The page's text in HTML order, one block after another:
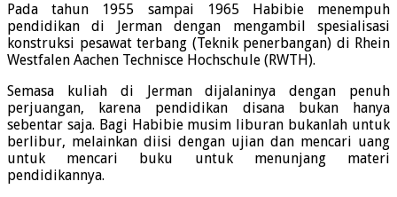
Pada tahun 1955 sampai 1965 Habibie menempuh
pendidikan di Jerman dengan mengambil spesialisasi
konstruksi pesawat terbang (Teknik penerbangan) di Rhein
Westfalen Aachen Technisce Hochschule (RWTH).
Semasa kuliah di Jerman dijalaninya dengan penuh
perjuangan, karena pendidikan disana bukan hanya
sebentar saja. Bagi Habibie musim liburan bukanlah untuk
berlibur, melainkan diisi dengan ujian dan mencari uang
untuk mencari buku untuk menunjang materi
pendidikannya.